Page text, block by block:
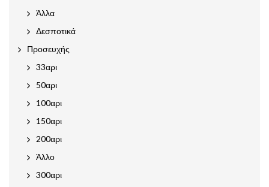
Άλλα
Δεσποτικά
Προσευχής
33αρι
50αρι
100αρι
150αρι
200αρι
Άλλο
300αρι